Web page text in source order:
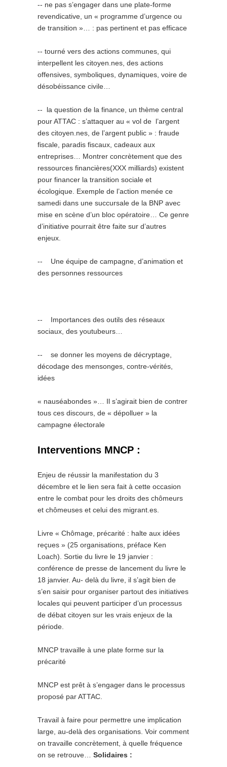
-­‐ ne pas s’engager dans une plate-forme
revendicative, un « programme d’urgence ou
de transition »… : pas pertinent et pas efficace
-­‐ tourné vers des actions communes, qui
interpellent les citoyen.nes, des actions
offensives, symboliques, dynamiques, voire de
désobéissance civile…
-­‐ la question de la finance, un thème central
pour ATTAC : s’attaquer au « vol de l’argent
des citoyen.nes, de l’argent public » : fraude
fiscale, paradis fiscaux, cadeaux aux
entreprises… Montrer concrètement que des
ressources financières(XXX milliards) existent
pour financer la transition sociale et
écologique. Exemple de l’action menée ce
samedi dans une succursale de la BNP avec
mise en scène d’un bloc opératoire… Ce genre
d’initiative pourrait être faite sur d’autres
enjeux.
-­‐ Une équipe de campagne, d’animation et
des personnes ressources
-­‐ Importances des outils des réseaux
sociaux, des youtubeurs…
-­‐ se donner les moyens de décryptage,
décodage des mensonges, contre-vérités,
idées
« nauséabondes »… Il s’agirait bien de contrer
tous ces discours, de « dépolluer » la
campagne électorale
Interventions MNCP :
Enjeu de réussir la manifestation du 3
décembre et le lien sera fait à cette occasion
entre le combat pour les droits des chômeurs
et chômeuses et celui des migrant.es.
Livre « Chômage, précarité : halte aux idées
reçues » (25 organisations, préface Ken
Loach). Sortie du livre le 19 janvier :
conférence de presse de lancement du livre le
18 janvier. Au- delà du livre, il s’agit bien de
s’en saisir pour organiser partout des initiatives
locales qui peuvent participer d’un processus
de débat citoyen sur les vrais enjeux de la
période.
MNCP travaille à une plate forme sur la
précarité
MNCP est prêt à s’engager dans le processus
proposé par ATTAC.
Travail à faire pour permettre une implication
large, au-delà des organisations. Voir comment
on travaille concrètement, à quelle fréquence
on se retrouve… Solidaires :